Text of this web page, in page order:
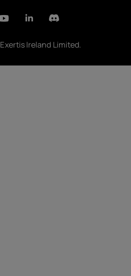
Exertis Ireland Limited.